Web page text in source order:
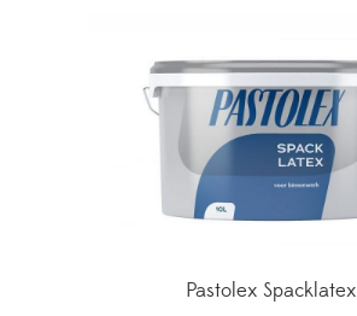
Pastolex Spacklatex